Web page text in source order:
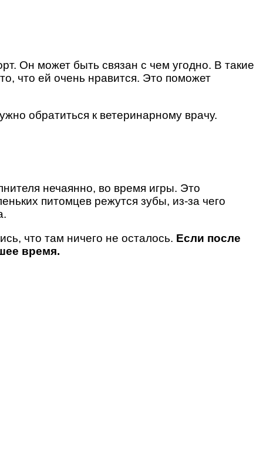
Он может быть связан с чем угодно. В такие
что ей очень нравится. Это поможет
обратиться к ветеринарному врачу.
нечаянно, во время игры. Это
питомцев режутся зубы, из-за чего
что там ничего не осталось. Если после
время.